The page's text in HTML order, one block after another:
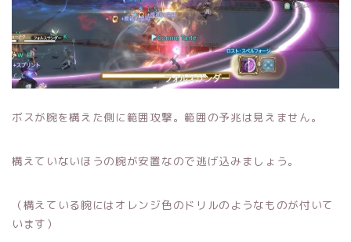
ボスが腕を構えた側に範囲攻撃。範囲の予兆は見えません。
構えていないほうの腕が安置なので逃げ込みましょう。
（構えている腕にはオレンジ色のドリルのようなものが付いて
います）